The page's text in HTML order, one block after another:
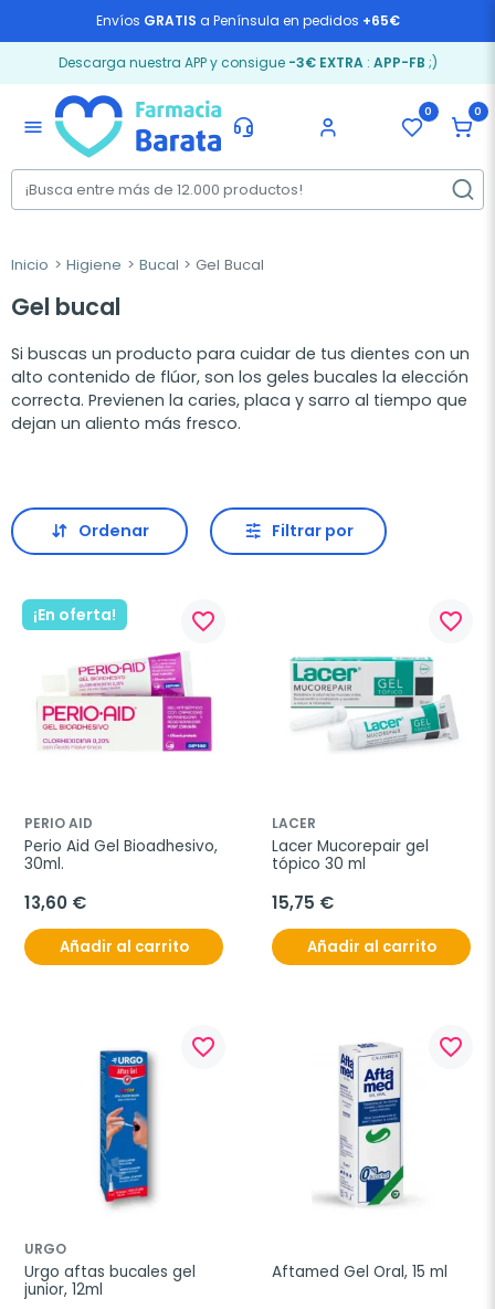
Envíos GRATIS a Península en pedidos +65€
Descarga nuestra APP y consigue -3€ EXTRA: APP-FB ;)
menu
0 0
Inicio Higiene Bucal Gel Bucal
Gel bucal
Si buscas un producto para cuidar de tus dientes con un
alto contenido de flúor, son los geles bucales la elección
correcta. Previenen la caries, placa y sarro al tiempo que
dejan un aliento más fresco.
Ordenar Filtrar por
¡En oferta! favorite_border
PERIO AID
Perio Aid Gel Bioadhesivo,
30ml.
13,60 €
Añadir al carrito
favorite_border
LACER
Lacer Mucorepair gel
tópico 30 ml
15,75 €
Añadir al carrito
favorite_border
URGO
Urgo aftas bucales gel
junior, 12ml
favorite_border
Aftamed Gel Oral, 15 ml